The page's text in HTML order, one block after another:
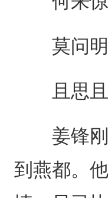
莫问明
且思且
姜锋刚
到燕都。